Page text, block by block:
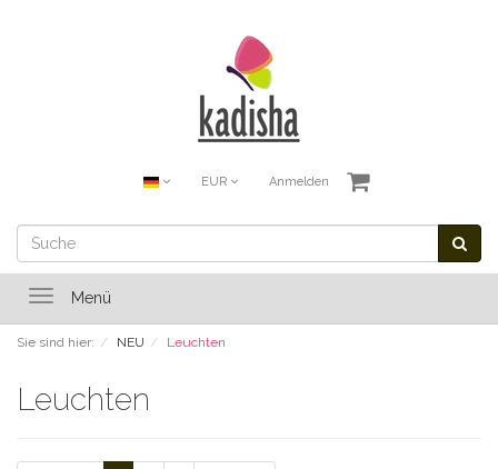
EUR Anmelden
ToggleMenü
Sie sind hier: NEU Leuchten
Leuchten